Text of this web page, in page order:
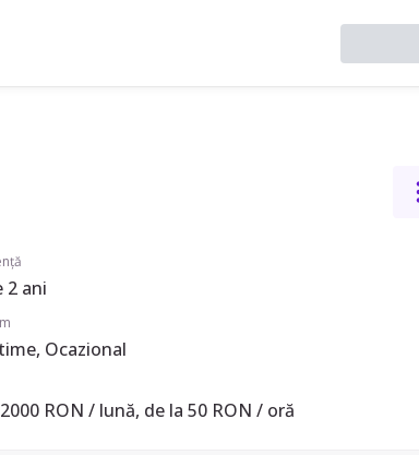
2 ani
Ocazional
RON / lună, de la 50 RON / oră